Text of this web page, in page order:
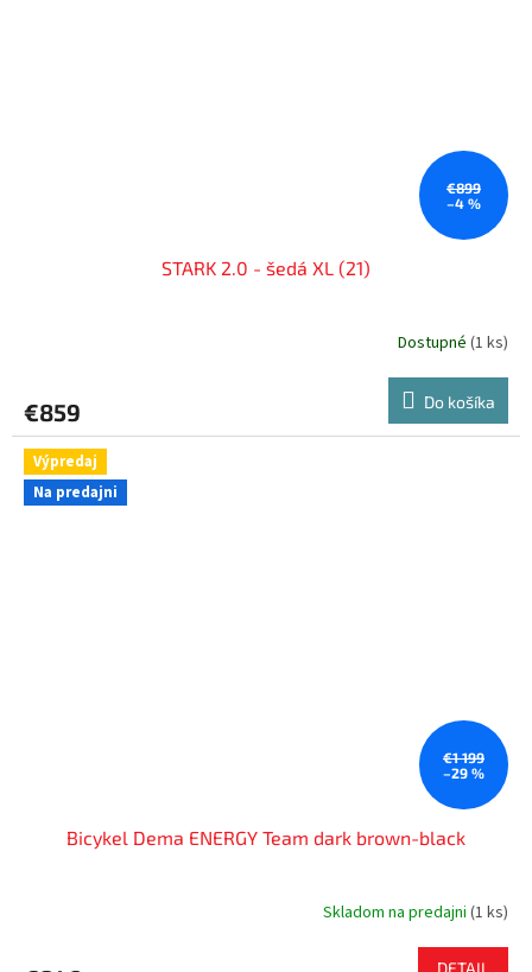
€899
–4 %
STARK 2.0 - šedá XL (21)
Dostupné (1 ks)
€859 Do košíka
Výpredaj
Na predajni
€1 199
–29 %
Bicykel Dema ENERGY Team dark brown-black
Skladom na predajni (1 ks)
DETAIL